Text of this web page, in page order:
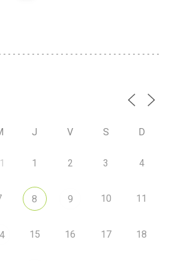
J V S D
1 2 3 4
8 9 10 11
15 16 17 18